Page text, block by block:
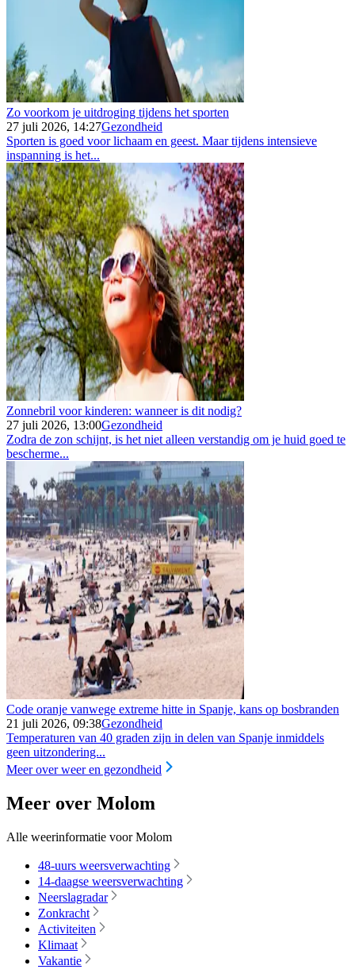
Zo voorkom je uitdroging tijdens het sporten
27 juli 2026, 14:27Gezondheid
Sporten is goed voor lichaam en geest. Maar tijdens intensieve
inspanning is het...
Zonnebril voor kinderen: wanneer is dit nodig?
27 juli 2026, 13:00Gezondheid
Zodra de zon schijnt, is het niet alleen verstandig om je huid goed te
bescherme...
Code oranje vanwege extreme hitte in Spanje, kans op bosbranden
21 juli 2026, 09:38Gezondheid
Temperaturen van 40 graden zijn in delen van Spanje inmiddels
geen uitzondering...
Meer over weer en gezondheid
Meer over Molom
Alle weerinformatie voor Molom
48-uurs weersverwachting
14-daagse weersverwachting
Neerslagradar
Zonkracht
Activiteiten
Klimaat
Vakantie